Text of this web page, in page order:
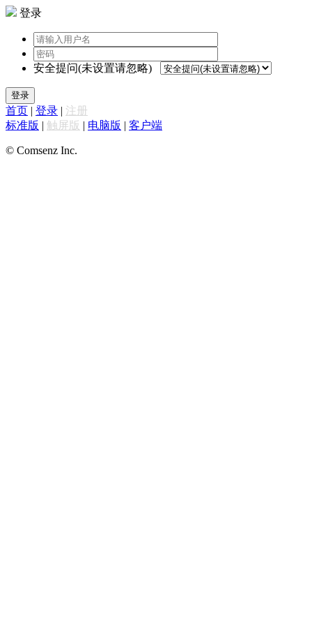
登录
安全提问(未设置请忽略)
登录
首页 | 登录 | 注册
标准版 | 触屏版 | 电脑版 | 客户端
© Comsenz Inc.